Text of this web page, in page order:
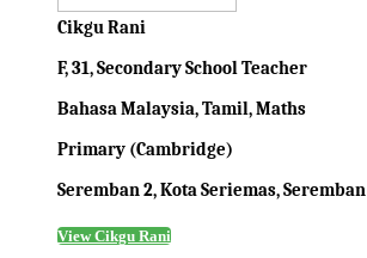
Cikgu Rani
F, 31, Secondary School Teacher
Bahasa Malaysia, Tamil, Maths
Primary (Cambridge)
Seremban 2, Kota Seriemas, Seremban
View Cikgu Rani